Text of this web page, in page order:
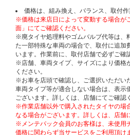
価格は、組み換え、バランス、取付作
※価格は来店日によって変動する場合が
面」にてご確認ください。
※廃タイヤ処理料やゴムバルブ代等は、
た一部特殊な車両の場合で、取付に追加
います。作業前に、取付店舗で必ずご確
※店舗、車両タイプ、サイズにより価格
ください。
※お車を店頭で確認し、ご選択いただい
車両タイプ等が適合しない場合は、表示
ございます。詳しくは、店舗にてご確認
※作業店舗以外で購入されたタイヤの場
なる場合がございます。詳しくは、店舗
※メンテパック会員のお客様は、未使用
価格に関わらず当サービスをご利用頂け